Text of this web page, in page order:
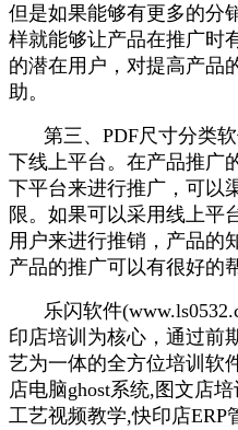
但是如果能够有更多的分
样就能够让产品在推广时
的潜在用户，对提高产品
助。
第三、PDF尺寸分类
下线上平台。在产品推广
下平台来进行推广，可以
限。如果可以采用线上平
用户来进行推销，产品的
产品的推广可以有很好的
乐闪软件
印店培训为核心，通过前
艺为一体的全方位培训软
店电脑ghost系统,图文店
工艺视频教学,快印店